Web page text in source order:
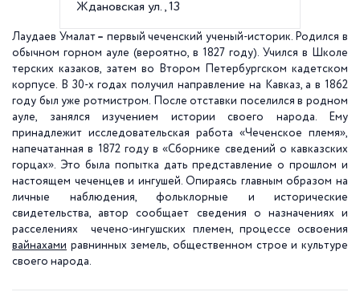
Ждановская ул., 13
Лаудаев Умалат– первый чеченский ученый-историк. Родился в
обычном горном ауле (вероятно, в 1827 году). Учился в Школе
терских казаков, затем во Втором Петербургском кадетском
корпусе. В 30-х годах получил направление на Кавказ, а в 1862
году был уже ротмистром. После отставки поселился в родном
ауле, занялся изучением истории своего народа. Ему
принадлежит исследовательская работа «Чеченское племя»,
напечатанная в 1872 году в «Сборнике сведений о кавказских
горцах». Это была попытка дать представление о прошлом и
настоящем чеченцев и ингушей. Опираясь главным образом на
личные наблюдения, фольклорные и исторические
свидетельства, автор сообщает сведения о назначениях и
расселениях чечено-ингушских племен, процессе освоения
вайнахами равнинных земель, общественном строе и культуре
своего народа.